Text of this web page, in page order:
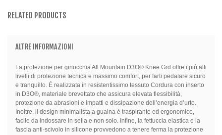
RELATED PRODUCTS
ALTRE INFORMAZIONI
La protezione per ginocchia All Mountain D3O® Knee Grd offre i più alti
livelli di protezione tecnica e massimo comfort, per farti pedalare sicuro
e tranquillo. É realizzata in resistentissimo tessuto Cordura con inserto
in D3O®, materiale brevettato che assicura elevata flessibilità,
protezione da abrasioni e impatti e dissipazione dell’energia d’urto.
Inoltre, il design minimalista a guaina è traspirante ed ergonomico,
facile da indossare in sella e non solo. Infine, la fettuccia elastica e la
fascia anti-scivolo in silicone provvedono a tenere ferma la protezione